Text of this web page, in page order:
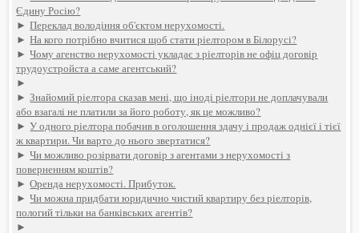
Єдину Росію?
►Переклад володіння об'єктом нерухомості.
►На кого потрібно вчитися щоб стати ріелтором в Білорусі?
►Чому агенство нерухомості укладає з ріелторів не офіц договір
трудоустройста а саме агентський?
►
►Знайомий ріелтора сказав мені, що іноді ріелтори не доплачували
або взагалі не платили за його роботу, як це можливо?
►У одного ріелтора побачив в оголошення здачу і продаж однієї і тієї
ж квартири. Чи варто до нього звертатися?
►Чи можливо розірвати договір з агентами з нерухомості з
поверненням коштів?
►Оренда нерухомості. Прибуток.
►Чи можна придбати юридично чистий квартиру без ріелторів,
пологий тільки на банківських агентів?
►